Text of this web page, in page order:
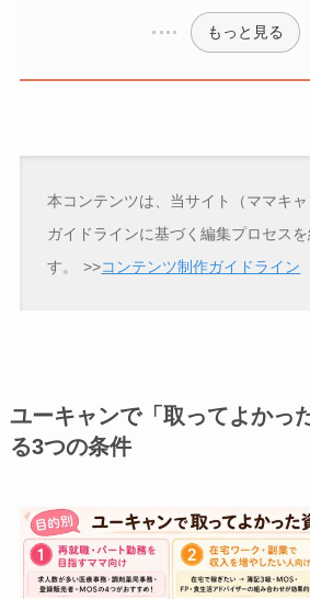
もっと見る
本コンテンツは、当サイト（ママキ
ガイドラインに基づく編集プロセス
す。
>>コンテンツ制作ガイドライン
ユーキャンで「取ってよかっ
る3つの条件